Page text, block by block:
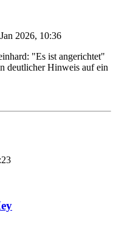
2026, 10:36
"Es ist angerichtet"
deutlicher Hinweis auf ein